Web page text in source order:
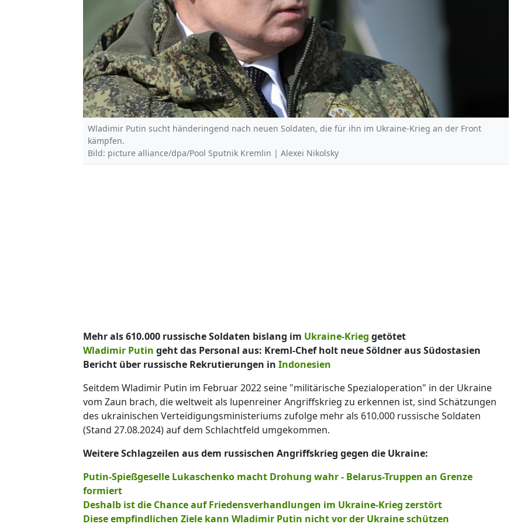
Wladimir Putin sucht händeringend nach neuen Soldaten, die für ihn im Ukraine-Krieg an der Front
kämpfen.
Bild: picture alliance/dpa/Pool Sputnik Kremlin | Alexei Nikolsky
Mehr als 610.000 russische Soldaten bislang im Ukraine-Krieg getötet
Wladimir Putin geht das Personal aus: Kreml-Chef holt neue Söldner aus Südostasien
Bericht über russische Rekrutierungen in Indonesien
Seitdem Wladimir Putin im Februar 2022 seine "militärische Spezialoperation" in der Ukraine
vom Zaun brach, die weltweit als lupenreiner Angriffskrieg zu erkennen ist, sind Schätzungen
des ukrainischen Verteidigungsministeriums zufolge mehr als 610.000 russische Soldaten
(Stand 27.08.2024) auf dem Schlachtfeld umgekommen.
Weitere Schlagzeilen aus dem russischen Angriffskrieg gegen die Ukraine:
Putin-Spießgeselle Lukaschenko macht Drohung wahr - Belarus-Truppen an Grenze
formiert
Deshalb ist die Chance auf Friedensverhandlungen im Ukraine-Krieg zerstört
Diese empfindlichen Ziele kann Wladimir Putin nicht vor der Ukraine schützen